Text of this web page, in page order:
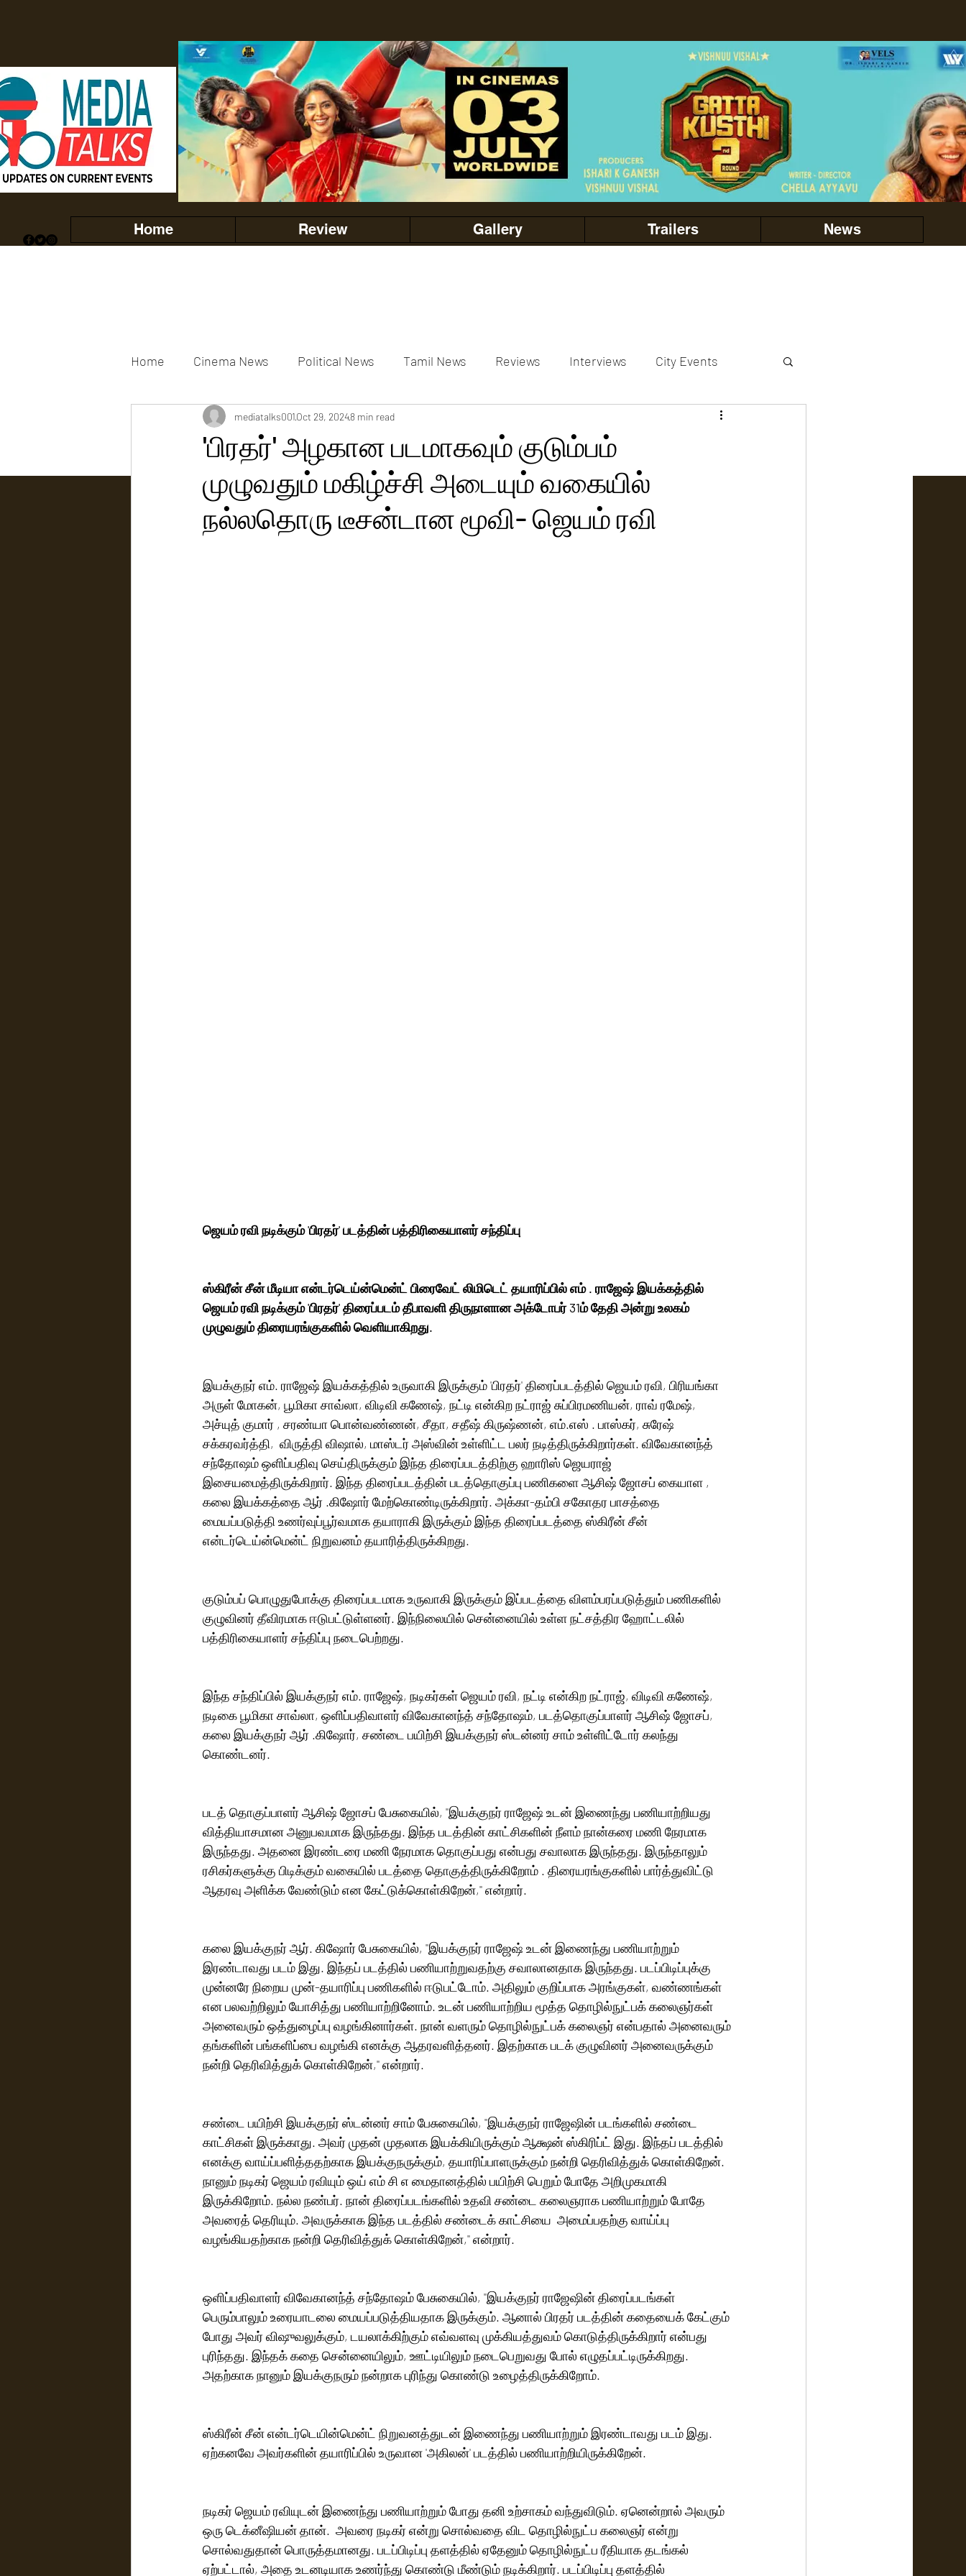
Home Review Gallery Trailers News
Home Cinema News Political News Tamil News Reviews Interviews City Events
Movies Gallery Actress Gallery Events Gallery actors gallery
'பிரதர்' அழகான படமாகவும் குடும்பம்
முழுவதும் மகிழ்ச்சி அடையும் வகையில்
நல்லதொரு டீசன்டான மூவி- ஜெயம் ரவி
mediatalks001Oct 29, 20248 min read
ஜெயம் ரவி நடிக்கும் 'பிரதர்' படத்தின் பத்திரிகையாளர் சந்திப்பு
ஸ்கிரீன் சீன் மீடியா என்டர்டெய்ன்மென்ட் பிரைவேட் லிமிடெட் தயாரிப்பில் எம் . ராஜேஷ் இயக்கத்தில்
ஜெயம் ரவி நடிக்கும் 'பிரதர்' திரைப்படம் தீபாவளி திருநாளான அக்டோபர் 31ம் தேதி அன்று உலகம்
முழுவதும் திரையரங்குகளில் வெளியாகிறது.
இயக்குநர் எம். ராஜேஷ் இயக்கத்தில் உருவாகி இருக்கும் 'பிரதர்' திரைப்படத்தில் ஜெயம் ரவி, பிரியங்கா
அருள் மோகன், பூமிகா சாவ்லா, விடிவி கணேஷ், நட்டி என்கிற நட்ராஜ் சுப்பிரமணியன், ராவ் ரமேஷ்,
அச்யுத் குமார் , சரண்யா பொன்வண்ணன், சீதா, சதீஷ் கிருஷ்ணன், எம்.எஸ் . பாஸ்கர், சுரேஷ்
சக்கரவர்த்தி,  விருத்தி விஷால், மாஸ்டர் அஸ்வின் உள்ளிட்ட பலர் நடித்திருக்கிறார்கள். விவேகானந்த்
சந்தோஷம் ஒளிப்பதிவு செய்திருக்கும் இந்த திரைப்படத்திற்கு ஹாரிஸ் ஜெயராஜ்
இசையமைத்திருக்கிறார். இந்த திரைப்படத்தின் படத்தொகுப்பு பணிகளை ஆசிஷ் ஜோசப் கையாள ,
கலை இயக்கத்தை ஆர் .கிஷோர் மேற்கொண்டிருக்கிறார். அக்கா-தம்பி சகோதர பாசத்தை
மையப்படுத்தி உணர்வுப்பூர்வமாக தயாராகி இருக்கும் இந்த திரைப்படத்தை ஸ்கிரீன் சீன்
என்டர்டெய்ன்மென்ட் நிறுவனம் தயாரித்திருக்கிறது.
குடும்பப் பொழுதுபோக்கு திரைப்படமாக உருவாகி இருக்கும் இப்படத்தை விளம்பரப்படுத்தும் பணிகளில்
குழுவினர் தீவிரமாக ஈடுபட்டுள்ளனர். இந்நிலையில் சென்னையில் உள்ள நட்சத்திர ஹோட்டலில்
பத்திரிகையாளர் சந்திப்பு நடைபெற்றது.
இந்த சந்திப்பில் இயக்குநர் எம். ராஜேஷ், நடிகர்கள் ஜெயம் ரவி, நட்டி என்கிற நட்ராஜ், விடிவி கணேஷ்,
நடிகை பூமிகா சாவ்லா, ஒளிப்பதிவாளர் விவேகானந்த் சந்தோஷம், படத்தொகுப்பாளர் ஆசிஷ் ஜோசப்,
கலை இயக்குநர் ஆர் .கிஷோர், சண்டை பயிற்சி இயக்குநர் ஸ்டன்னர் சாம் உள்ளிட்டோர் கலந்து
கொண்டனர்.
படத் தொகுப்பாளர் ஆசிஷ் ஜோசப் பேசுகையில், ''இயக்குநர் ராஜேஷ் உடன் இணைந்து பணியாற்றியது
வித்தியாசமான அனுபவமாக இருந்தது. இந்த படத்தின் காட்சிகளின் நீளம் நான்கரை மணி நேரமாக
இருந்தது. அதனை இரண்டரை மணி நேரமாக தொகுப்பது என்பது சவாலாக இருந்தது.‌ இருந்தாலும்
ரசிகர்களுக்கு பிடிக்கும் வகையில் படத்தை தொகுத்திருக்கிறோம் . திரையரங்குகளில் பார்த்துவிட்டு
ஆதரவு அளிக்க வேண்டும் என கேட்டுக்கொள்கிறேன்,'' என்றார்.
கலை இயக்குநர் ஆர். கிஷோர் பேசுகையில், ''இயக்குநர் ராஜேஷ் உடன் இணைந்து பணியாற்றும்
இரண்டாவது படம் இது. இந்தப் படத்தில் பணியாற்றுவதற்கு சவாலானதாக இருந்தது.‌ படப்பிடிப்புக்கு
முன்னரே நிறைய முன்-தயாரிப்பு பணிகளில் ஈடுபட்டோம். அதிலும் குறிப்பாக அரங்குகள், வண்ணங்கள்
என பலவற்றிலும் யோசித்து பணியாற்றினோம். உடன் பணியாற்றிய மூத்த தொழில்நுட்பக் கலைஞர்கள்
அனைவரும் ஒத்துழைப்பு வழங்கினார்கள். நான் வளரும் தொழில்நுட்பக் கலைஞர் என்பதால் அனைவரும்
தங்களின் பங்களிப்பை வழங்கி எனக்கு ஆதரவளித்தனர். இதற்காக படக் குழுவினர் அனைவருக்கும்
நன்றி தெரிவித்துக் கொள்கிறேன்,'' என்றார்.
சண்டை பயிற்சி இயக்குநர் ஸ்டன்னர் சாம் பேசுகையில், ''இயக்குநர் ராஜேஷின் படங்களில் சண்டை
காட்சிகள் இருக்காது. அவர் முதன் முதலாக இயக்கியிருக்கும் ஆக்ஷன் ஸ்கிரிப்ட் இது. இந்தப் படத்தில்
எனக்கு வாய்ப்பளித்ததற்காக இயக்குநருக்கும், தயாரிப்பாளருக்கும் நன்றி தெரிவித்துக் கொள்கிறேன்.‌
நானும் நடிகர் ஜெயம் ரவியும் ஒய் எம் சி எ மைதானத்தில் பயிற்சி பெறும் போதே அறிமுகமாகி
இருக்கிறோம். நல்ல நண்பர். நான் திரைப்படங்களில் உதவி சண்டை கலைஞராக பணியாற்றும் போதே
அவரைத் தெரியும்.‌ அவருக்காக இந்த படத்தில் சண்டைக் காட்சியை  அமைப்பதற்கு வாய்ப்பு
வழங்கியதற்காக நன்றி தெரிவித்துக் கொள்கிறேன்,'' என்றார்.
ஒளிப்பதிவாளர் விவேகானந்த் சந்தோஷம் பேசுகையில், ''இயக்குநர் ராஜேஷின் திரைப்படங்கள்
பெரும்பாலும் உரையாடலை மையப்படுத்தியதாக இருக்கும். ஆனால் பிரதர் படத்தின் கதையைக் கேட்கும்
போது அவர் விஷுவலுக்கும், டயலாக்கிற்கும் எவ்வளவு முக்கியத்துவம் கொடுத்திருக்கிறார் என்பது
புரிந்தது.‌ இந்தக் கதை சென்னையிலும், ஊட்டியிலும் நடைபெறுவது போல் எழுதப்பட்டிருக்கிறது.‌
அதற்காக நானும் இயக்குநரும் நன்றாக புரிந்து கொண்டு உழைத்திருக்கிறோம்.
ஸ்கிரீன் சீன் என்டர்டெயின்மென்ட் நிறுவனத்துடன் இணைந்து பணியாற்றும் இரண்டாவது படம் இது.
ஏற்கனவே அவர்களின் தயாரிப்பில் உருவான 'அகிலன்' படத்தில் பணியாற்றியிருக்கிறேன்.
நடிகர் ஜெயம் ரவியுடன் இணைந்து பணியாற்றும் போது தனி உற்சாகம் வந்துவிடும். ஏனென்றால் அவரும்
ஒரு டெக்னீஷியன் தான்.  அவரை நடிகர் என்று சொல்வதை விட தொழில்நுட்ப கலைஞர் என்று
சொல்வதுதான் பொருத்தமானது. படப்பிடிப்பு தளத்தில் ஏதேனும் தொழில்நுட்ப ரீதியாக தடங்கல்
ஏற்பட்டால், அதை உடனடியாக உணர்ந்து கொண்டு மீண்டும் நடிக்கிறார். படப்பிடிப்பு தளத்தில்